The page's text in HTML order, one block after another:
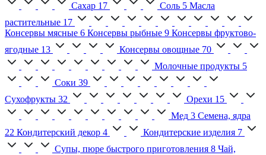
Сахар 17 Соль 5 Масла
растительные 17
Консервы мясные 6 Консервы рыбные 9 Консервы фруктово-
ягодные 13 Консервы овощные 70
Молочные продукты 5
Соки 39
Сухофрукты 32 Орехи 15
Мед 3 Семена, ядра
22 Кондитерский декор 4 Кондитерские изделия 7
Супы, пюре быстрого приготовления 8 Чай,